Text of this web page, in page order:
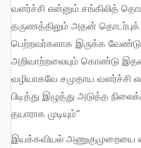
வளர்ச்சி என்னும் சங்கிலித்
தருணத்திலும் அதன்
பெற்றவர்களாக இருக்க
அறிவாற்றலையும் கொண்டு
வழியாகவே சமுதாய வளர்ச்சி
பிடித்து இழுத்து அடுத்த
தயாராக முடியும்”
இயக்கவியல் அணுகுமுறையை எவ்வாறு பயன்படுத்துவது என்று